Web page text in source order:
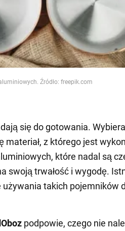
Źródło: freepik.com
się do gotowania.
materiał, z którego jest
które nadal są
swoją trwałość i wygodę.
takich pojemników
podpowie, czego nie